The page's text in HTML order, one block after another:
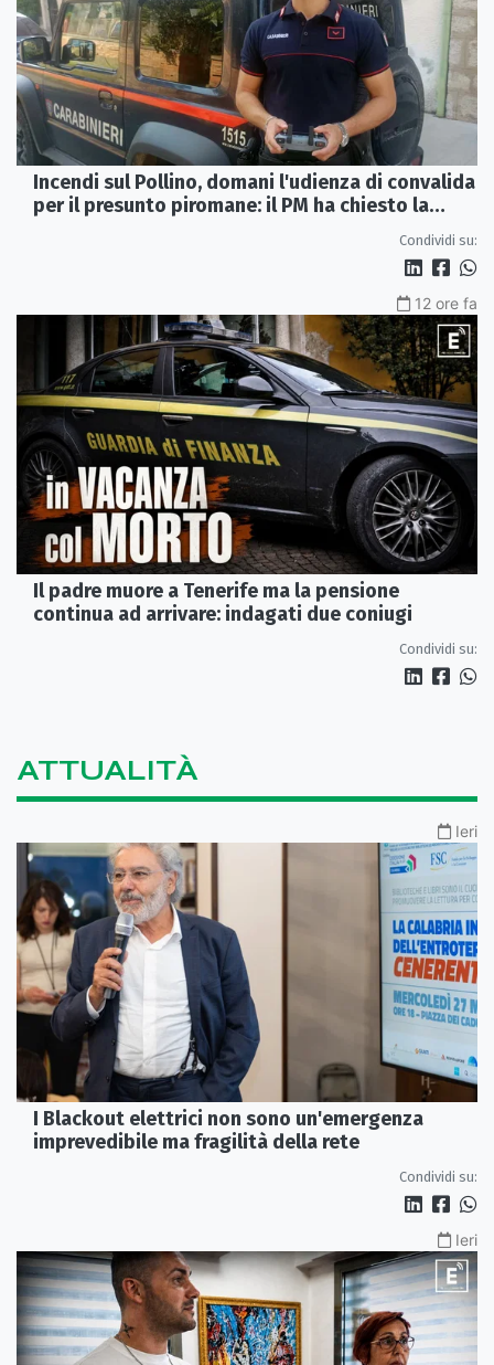
Incendi sul Pollino, domani l'udienza di convalida
per il presunto piromane: il PM ha chiesto la
Condividi su:
12 ore fa
Il padre muore a Tenerife ma la pensione
continua ad arrivare: indagati due coniugi
Condividi su:
ATTUALITÀ
Ieri
I Blackout elettrici non sono un'emergenza
imprevedibile ma fragilità della rete
Condividi su:
Ieri